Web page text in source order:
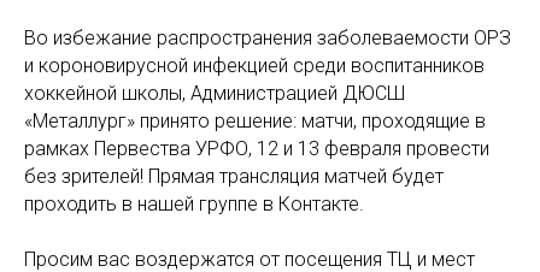
Во избежание распространения заболеваемости ОРЗ
и короновирусной инфекцией среди воспитанников
хоккейной школы, Администрацией ДЮСШ
«Металлург» принято решение: матчи, проходящие в
рамках Первества УРФО, 12 и 13 февраля провести
без зрителей! Прямая трансляция матчей будет
проходить в нашей группе в Контакте.
Просим вас воздержатся от посещения ТЦ и мест